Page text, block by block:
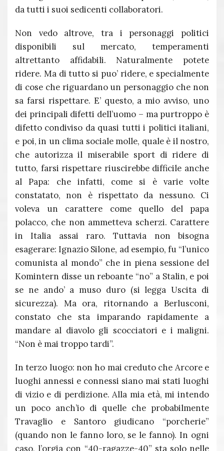
da tutti i suoi sedicenti collaboratori.
Non vedo altrove, tra i personaggi politici
disponibili sul mercato, temperamenti
altrettanto affidabili. Naturalmente potete
ridere. Ma di tutto si puo’ ridere, e specialmente
di cose che riguardano un personaggio che non
sa farsi rispettare. E’ questo, a mio avviso, uno
dei principali difetti dell’uomo – ma purtroppo è
difetto condiviso da quasi tutti i politici italiani,
e poi, in un clima sociale molle, quale è il nostro,
che autorizza il miserabile sport di ridere di
tutto, farsi rispettare riuscirebbe difficile anche
al Papa: che infatti, come si è varie volte
constatato, non è rispettato da nessuno. Ci
voleva un carattere come quello del papa
polacco, che non ammetteva scherzi. Carattere
in Italia assai raro. Tuttavia non bisogna
esagerare: Ignazio Silone, ad esempio, fu “l’unico
comunista al mondo” che in piena sessione del
Komintern disse un reboante “no” a Stalin, e poi
se ne ando’ a muso duro (si legga Uscita di
sicurezza). Ma ora, ritornando a Berlusconi,
constato che sta imparando rapidamente a
mandare al diavolo gli scocciatori e i maligni.
“Non è mai troppo tardi”.
In terzo luogo: non ho mai creduto che Arcore e
luoghi annessi e connessi siano mai stati luoghi
di vizio e di perdizione. Alla mia età, mi intendo
un poco anch’io di quelle che probabilmente
Travaglio e Santoro giudicano “porcherie”
(quando non le fanno loro, se le fanno). In ogni
caso, l’orgia con “40-ragazze-40” sta solo nelle